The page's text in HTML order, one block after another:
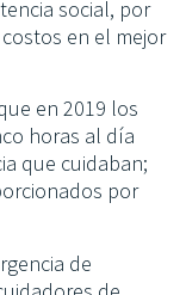
social, por
en el mejor
en 2019 los
horas al día
que cuidaban;
por
de